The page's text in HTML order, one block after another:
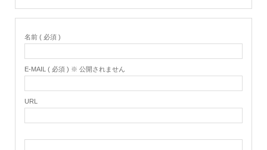
名前 ( 必須 )
E-MAIL ( 必須 ) ※ 公開されません
URL